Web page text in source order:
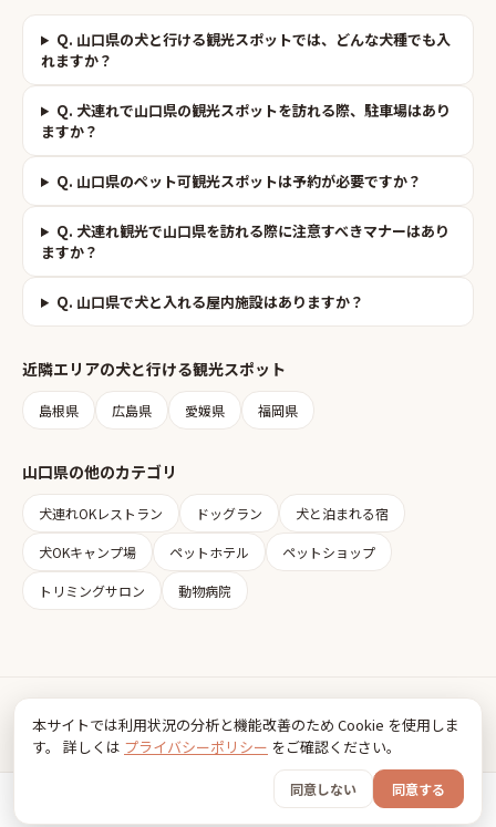
Q. 山口県の犬と行ける観光スポットでは、どんな犬種でも入
れますか？
Q. 犬連れで山口県の観光スポットを訪れる際、駐車場はあり
ますか？
Q. 山口県のペット可観光スポットは予約が必要ですか？
Q. 犬連れ観光で山口県を訪れる際に注意すべきマナーはあり
ますか？
Q. 山口県で犬と入れる屋内施設はありますか？
近隣エリアの犬と行ける観光スポット
島根県 広島県 愛媛県 福岡県
山口県の他のカテゴリ
犬連れOKレストラン ドッグラン 犬と泊まれる宿
犬OKキャンプ場 ペットホテル ペットショップ
トリミングサロン 動物病院
Inudia
犬とお出かけ情報
© 2026 FancyBox
本サイトでは利用状況の分析と機能改善のため Cookie を使用しま
す。 詳しくは プライバシーポリシー をご確認ください。
同意しない 同意する